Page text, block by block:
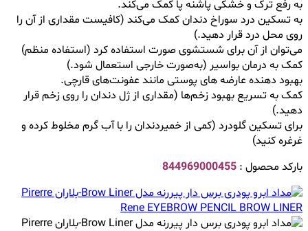
به رفع ترک و خشکی پاشنه پا کمک می‌کند.
به تسکین درد سوراخ دندان کمک می‌کند (کافیست مقداری از آن را
روی محل درد قرار دهید.)
می‌توان از آن برای شستشوی صورت استفاده کرد (استفاده منظم)
کمک به درمان بواسیر (به‌صورت خارجی استعمال شود.)
بهبود دهنده عارضه ‌های پوستی مانند عفونت‌های قارچی.
کمک به تسریع بهبود زخم‌ها (مقداری از ژل دندان را روی زخم قرار
دهید.)
برای تسکین گلودرد (کمی از خمیردندان را با آب گرم مخلوط کرده و
غرغره کنید)
بارکد محصول : 844969000455